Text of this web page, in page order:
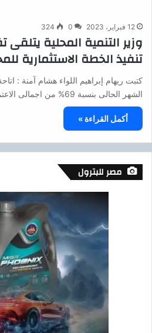
12 فبراير، 2023 0
324
وزير التنمية المحلية يتلقى
تنفيذ الخطة الاستثمارية
الشهر الحالى بنسبة 69% من اجمالى الاعتمادات…
أكمل القراءة »
مصر للبترول